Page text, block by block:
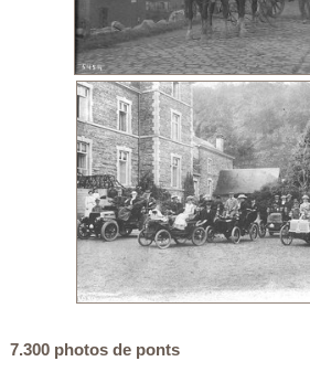
7.300 photos de ponts